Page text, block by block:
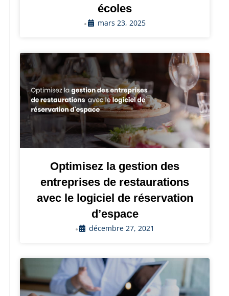
écoles
• mars 23, 2025
Optimisez la gestion des
entreprises de restaurations
avec le logiciel de réservation
d’espace
• décembre 27, 2021